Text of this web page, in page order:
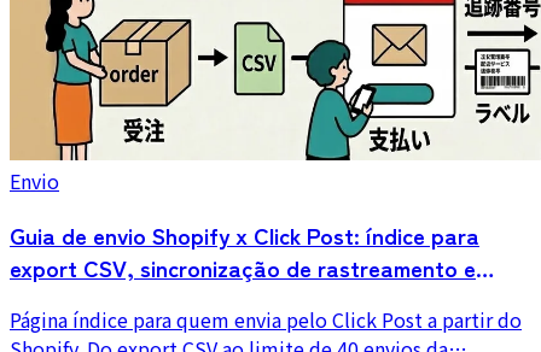
Envio
Guia de envio Shopify x Click Post: índice para
export CSV, sincronização de rastreamento e
Página índice para quem envia pelo Click Post a partir do